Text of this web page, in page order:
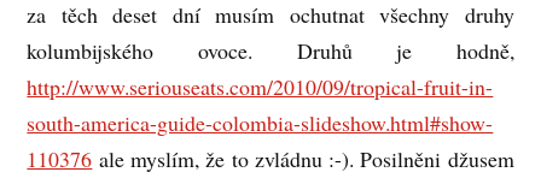
za těch deset dní musím ochutnat všechny druhy
kolumbijského ovoce. Druhů je hodně,
http://www.seriouseats.com/2010/09/tropical-fruit-in-
south-america-guide-colombia-slideshow.html#show-
110376 ale myslím, že to zvládnu :-). Posilněni džusem